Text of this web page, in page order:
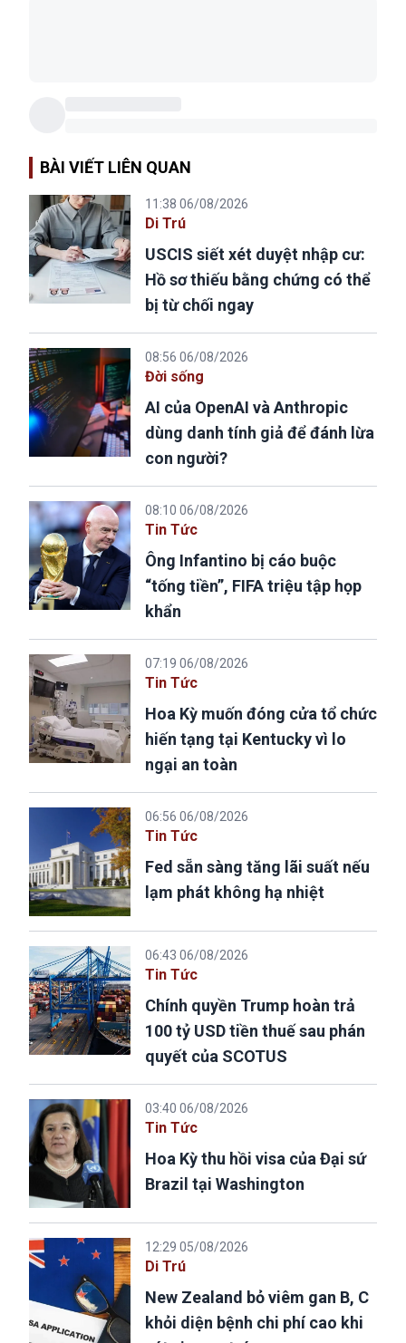
BÀI VIẾT LIÊN QUAN
11:38 06/08/2026
Di Trú
USCIS siết xét duyệt nhập cư:
Hồ sơ thiếu bằng chứng có thể
bị từ chối ngay
08:56 06/08/2026
Đời sống
AI của OpenAI và Anthropic
dùng danh tính giả để đánh lừa
con người?
08:10 06/08/2026
Tin Tức
Ông Infantino bị cáo buộc
“tống tiền”, FIFA triệu tập họp
khẩn
07:19 06/08/2026
Tin Tức
Hoa Kỳ muốn đóng cửa tổ chức
hiến tạng tại Kentucky vì lo
ngại an toàn
06:56 06/08/2026
Tin Tức
Fed sẵn sàng tăng lãi suất nếu
lạm phát không hạ nhiệt
06:43 06/08/2026
Tin Tức
Chính quyền Trump hoàn trả
100 tỷ USD tiền thuế sau phán
quyết của SCOTUS
03:40 06/08/2026
Tin Tức
Hoa Kỳ thu hồi visa của Đại sứ
Brazil tại Washington
12:29 05/08/2026
Di Trú
New Zealand bỏ viêm gan B, C
khỏi diện bệnh chi phí cao khi